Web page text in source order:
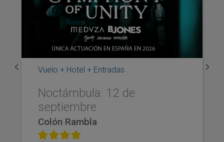
Vuelo + Hotel + Entradas
Noctámbula: 12 de
septiembre
Colón Rambla
Previous Next